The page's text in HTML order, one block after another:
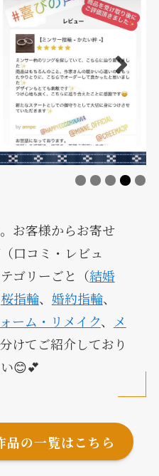
お客様からお寄せ
口コミ・レビュ
ゴリーごと（結婚
桜指輪、 婚約指輪、
ーム・リメイク、 メ
けてご紹介しており
😊💕
品の一覧はこちら